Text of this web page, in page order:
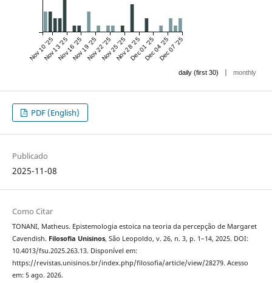
Nov 10 '25Nov 13 '25Nov 16 '25Nov 19 '25Nov 22 '25Nov 25 '25Nov 28 '25Dec 01 '25Dec 04 '25Dec 07 '25
daily (first 30) | monthly
PDF (English)
Publicado
2025-11-08
Como Citar
TONANI, Matheus. Epistemologia estoica na teoria da percepção de Margaret
Cavendish. Filosofia Unisinos, São Leopoldo, v. 26, n. 3, p. 1–14, 2025. DOI:
10.4013/fsu.2025.263.13. Disponível em:
https://revistas.unisinos.br/index.php/filosofia/article/view/28279. Acesso
em: 5 ago. 2026.